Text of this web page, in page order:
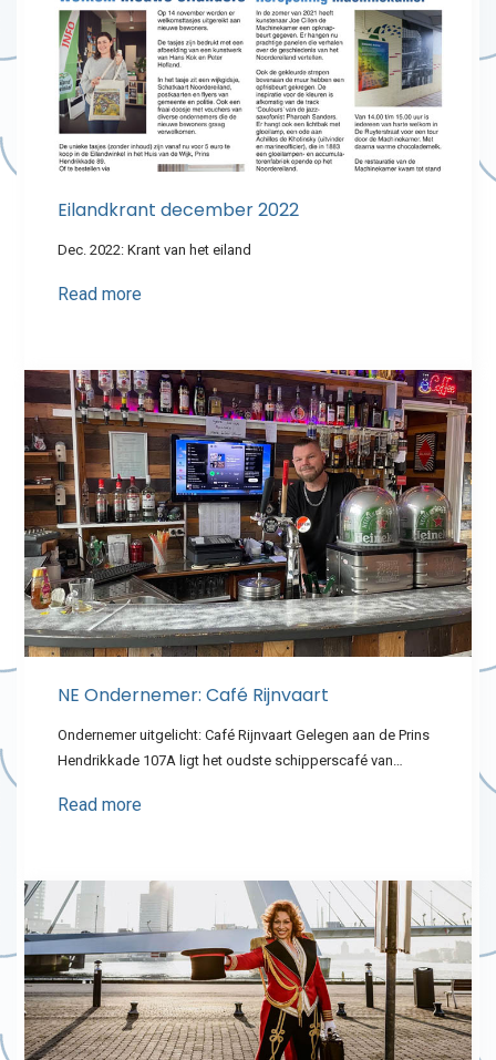
Eilandkrant december 2022
Dec. 2022: Krant van het eiland
Read more
NE Ondernemer: Café Rijnvaart
Ondernemer uitgelicht: Café Rijnvaart Gelegen aan de Prins
Hendrikkade 107A ligt het oudste schipperscafé van…
Read more